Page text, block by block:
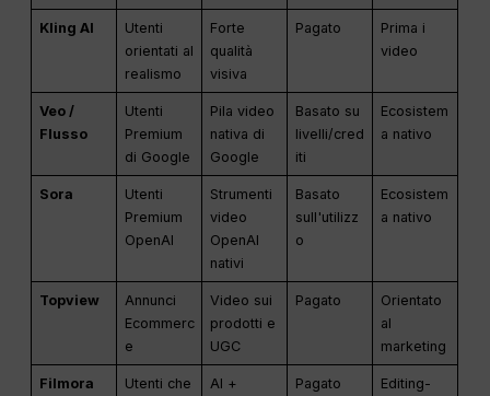
Kling AI
Utenti
orientati al
realismo
Forte
qualità
visiva
Pagato
Prima i
video
Veo /
Flusso
Utenti
Premium
di Google
Pila video
nativa di
Google
Basato su
livelli/cred
iti
Ecosistem
a nativo
Sora
Utenti
Premium
OpenAI
Strumenti
video
OpenAI
nativi
Basato
sull'utilizz
o
Ecosistem
a nativo
Topview
Annunci
Ecommerc
e
Video sui
prodotti e
UGC
Pagato
Orientato
al
marketing
Filmora
Utenti che
AI +
Pagato
Editing-